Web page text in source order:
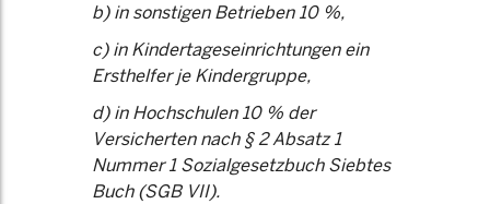
b) in sonstigen Betrieben 10 %,
c) in Kindertageseinrichtungen ein
Ersthelfer je Kindergruppe,
d) in Hochschulen 10 % der
Versicherten nach § 2 Absatz 1
Nummer 1 Sozialgesetzbuch Siebtes
Buch (SGB VII).